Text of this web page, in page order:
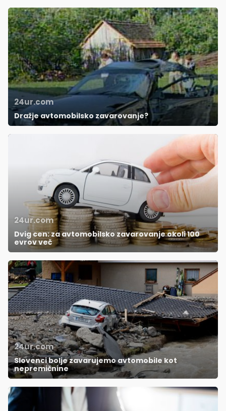
24ur.com
Dražje avtomobilsko zavarovanje?
24ur.com
Dvig cen: za avtomobilsko zavarovanje okoli 100
evrov več
24ur.com
Slovenci bolje zavarujemo avtomobile kot
nepremičnine